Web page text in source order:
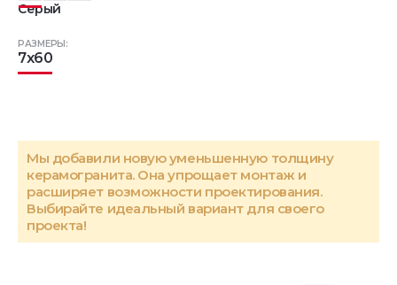
Серый
РАЗМЕРЫ:
7x60
Мы добавили новую уменьшенную толщину
керамогранита. Она упрощает монтаж и
расширяет возможности проектирования.
Выбирайте идеальный вариант для своего
проекта!